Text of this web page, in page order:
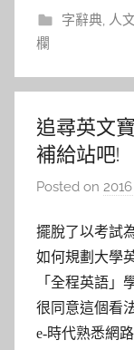
字辭典, 人
欄
追尋英文
補給站吧!
Posted on
擺脫了以考試
如何規劃大學
「全程英語」
很同意這個看
e-時代熟悉網